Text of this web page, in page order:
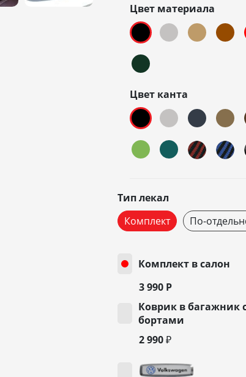
Цвет материала
Цвет канта
Тип лекал
Комплект
По-
Комплект в салон
3 990 Р
Коврик в багажник
бортами
2 990 ₽